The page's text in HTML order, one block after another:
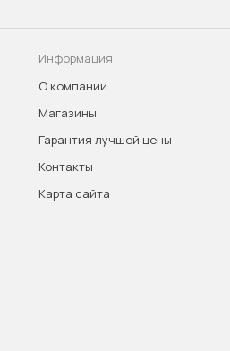
Информация
О компании
Магазины
Гарантия лучшей цены
Контакты
Карта сайта